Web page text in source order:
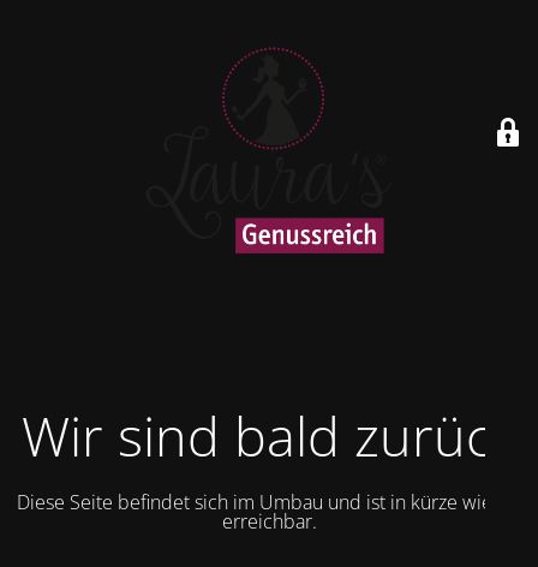
Wir sind bald zurück
Diese Seite befindet sich im Umbau und ist in kürze wieder
erreichbar.